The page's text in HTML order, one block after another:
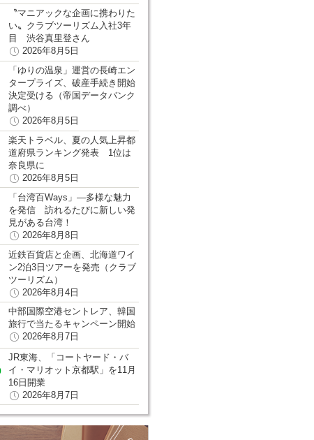
〝マニアックな企画に携わりた
い〟クラブツーリズム入社3年
目 渋谷真里登さん
2026年8月5日
「ゆりの温泉」運営の長崎エン
タープライズ、破産手続き開始
決定受ける（帝国データバンク
調べ）
2026年8月5日
楽天トラベル、夏の人気上昇都
道府県ランキング発表 1位は
奈良県に
2026年8月5日
「台湾百Ways」―多様な魅力
を発信 訪れるたびに新しい発
見がある台湾！
2026年8月8日
近鉄百貨店と企画、北海道ワイ
ン2泊3日ツアーを発売（クラブ
ツーリズム）
2026年8月4日
中部国際空港セントレア、韓国
旅行で当たるキャンペーン開始
2026年8月7日
JR東海、「コートヤード・バ
イ・マリオット京都駅」を11月
16日開業
2026年8月7日